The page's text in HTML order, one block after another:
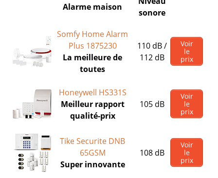
Alarme maison
sonore
Somfy Home Alarm
Plus 1875230
La meilleure de
toutes
110 dB /
112 dB
Voir
le
prix
Honeywell HS331S
Meilleur rapport
qualité-prix
105 dB
Voir
le
prix
Tike Securite DNB
65GSM
Super innovante
108 dB
Voir
le
prix